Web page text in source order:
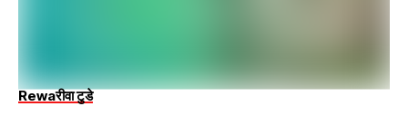
Rewaरीवा टुडे